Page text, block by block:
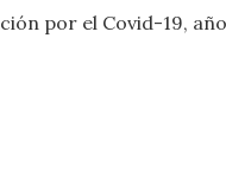
por el Covid-19,